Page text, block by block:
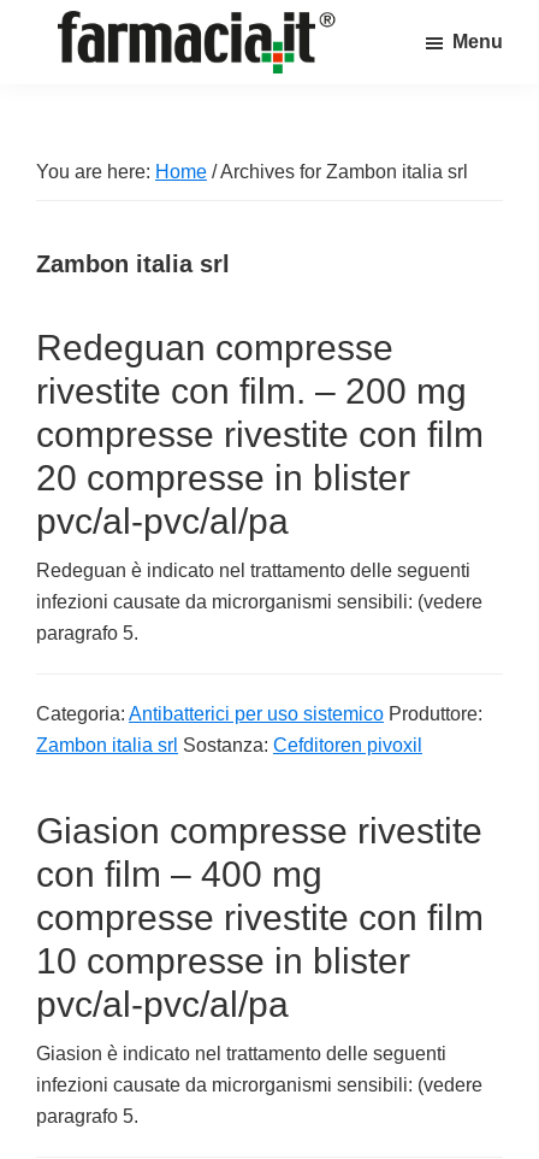
sul
farmacia
Menu
You are here: Home /Archives for Zambon italia srl
Zambon italia srl
Redeguan compresse
rivestite con film. – 200 mg
compresse rivestite con film
20 compresse in blister
pvc/al-pvc/al/pa
Redeguan è indicato nel trattamento delle seguenti
infezioni causate da microrganismi sensibili: (vedere
paragrafo 5.
Categoria: Antibatterici per uso sistemico Produttore:
Zambon italia srl Sostanza: Cefditoren pivoxil
Giasion compresse rivestite
con film – 400 mg
compresse rivestite con film
10 compresse in blister
pvc/al-pvc/al/pa
Giasion è indicato nel trattamento delle seguenti
infezioni causate da microrganismi sensibili: (vedere
paragrafo 5.